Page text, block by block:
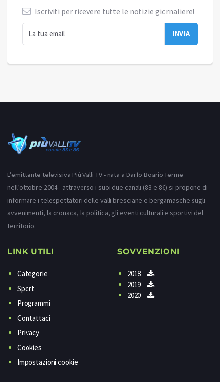
Iscriviti per ricevere tutte le notizie giornaliere!
L’emittente televisiva Più Valli TV - nata a Darfo Boario Terme
nell’ottobre 2004 - attraverso i suoi due canali (83 e 86) si propone di
informare i telespettatori delle valli bresciane e bergamasche sugli
avvenimenti, la cronaca, la politica, gli eventi culturali e sportivi del
territorio.
LINK UTILI
Categorie
Sport
Programmi
Contattaci
Privacy
Cookies
Impostazioni cookie
SOVVENZIONI
2018
2019
2020